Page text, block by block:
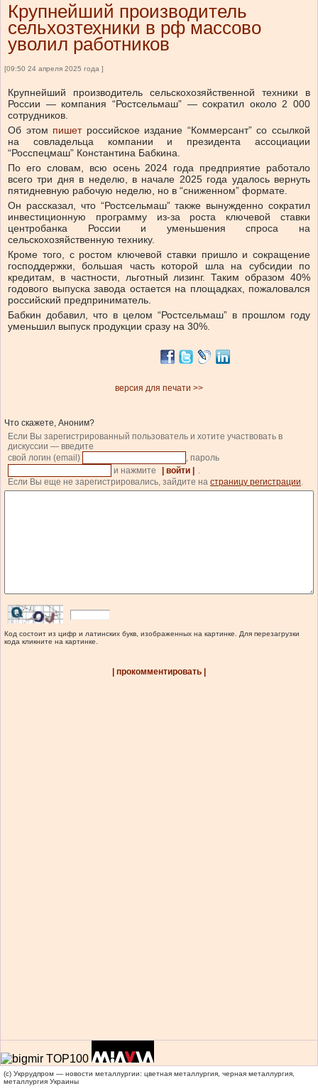
Крупнейший производитель
сельхозтехники в рф массово
уволил работников
[09:50 24 апреля 2025 года ]
Крупнейший производитель сельскохозяйственной техники в
России — компания “Ростсельмаш” — сократил около 2 000
сотрудников.
Об этом пишет российское издание “Коммерсант” со ссылкой
на совладельца компании и президента ассоциации
“Росспецмаш” Константина Бабкина.
По его словам, всю осень 2024 года предприятие работало
всего три дня в неделю, в начале 2025 года удалось вернуть
пятидневную рабочую неделю, но в “сниженном” формате.
Он рассказал, что “Ростсельмаш” также вынужденно сократил
инвестиционную программу из-за роста ключевой ставки
центробанка России и уменьшения спроса на
сельскохозяйственную технику.
Кроме того, с ростом ключевой ставки пришло и сокращение
господдержки, большая часть которой шла на субсидии по
кредитам, в частности, льготный лизинг. Таким образом 40%
годового выпуска завода остается на площадках, пожаловался
российский предприниматель.
Бабкин добавил, что в целом “Ростсельмаш” в прошлом году
уменьшил выпуск продукции сразу на 30%.
версия для печати >>
Что скажете, Аноним?
Если Вы зарегистрированный пользователь и хотите участвовать в
дискуссии — введите
свой логин (email)
, пароль
и нажмите
| войти |
.
Если Вы еще не зарегистрировались, зайдите на страницу регистрации.
Код состоит из цифр и латинских букв, изображенных на картинке. Для перезагрузки
кода кликните на картинке.
| прокомментировать |
(c) Укррудпром — новости металлургии: цветная металлургия, черная металлургия,
металлургия Украины